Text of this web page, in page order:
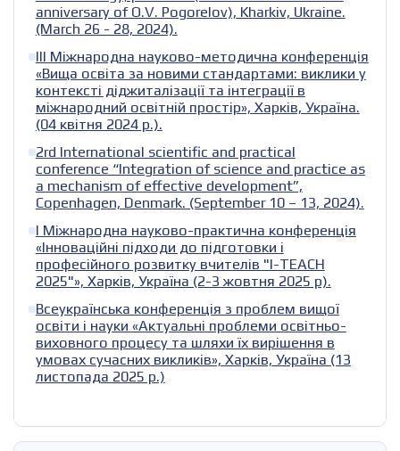
anniversary of O.V. Pogorelov), Kharkiv, Ukraine.
(March 26 - 28, 2024).
ІІІ Міжнародна науково-методична конференція
«Вища освіта за новими стандартами: виклики у
контексті діджиталізації та інтеграції в
міжнародний освітній простір», Харків, Україна.
(04 квітня 2024 р.).
2rd International scientific and practical
conference “Integration of science and practice as
a mechanism of effective development”,
Copenhagen, Denmark. (September 10 – 13, 2024).
І Міжнародна науково-практична конференція
«Інноваційні підходи до підготовки і
професійного розвитку вчителів "I-TEACH
2025"», Харків, Україна (2-3 жовтня 2025 р).
Всеукраїнська конференція з проблем вищої
освіти і науки «Актуальні проблеми освітньо-
виховного процесу та шляхи їх вирішення в
умовах сучасних викликів», Харків, Україна (13
листопада 2025 р.)